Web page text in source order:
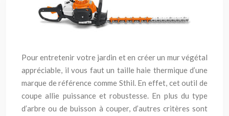
Pour entretenir votre jardin et en créer un mur végétal
appréciable, il vous faut un taille haie thermique d’une
marque de référence comme Sthil. En effet, cet outil de
coupe allie puissance et robustesse. En plus du type
d’arbre ou de buisson à couper, d’autres critères sont